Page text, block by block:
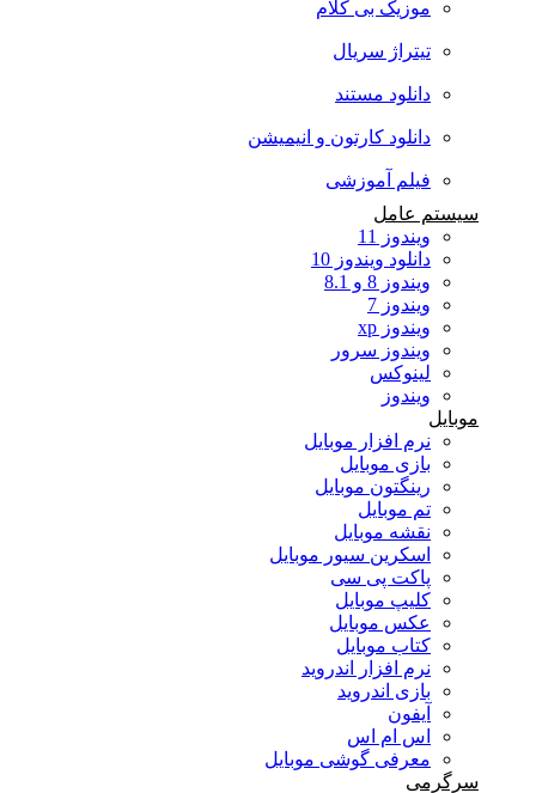
موزیک بی کلام
تیتراژ سریال
دانلود مستند
دانلود کارتون و انیمیشن
فیلم آموزشی
سیستم عامل
ویندوز 11
دانلود ویندوز 10
ویندوز 8 و 8.1
ویندوز 7
ویندوز xp
ویندوز سرور
لینوکس
ویندوز
موبایل
نرم افزار موبایل
بازی موبایل
رینگتون موبایل
تم موبایل
نقشه موبایل
اسکرین سیور موبایل
پاکت پی سی
کلیپ موبایل
عکس موبایل
کتاب موبایل
نرم افزار اندروید
بازی اندروید
آیفون
اس ام اس
معرفی گوشی موبایل
سرگرمی